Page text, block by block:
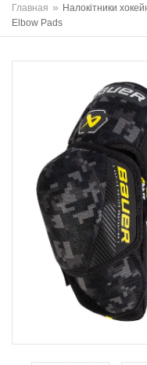
Главная » Налокітники
Elbow Pads